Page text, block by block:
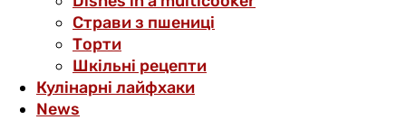
Страви з пшениці
Торти
Шкільні рецепти
Кулінарні лайфхаки
News